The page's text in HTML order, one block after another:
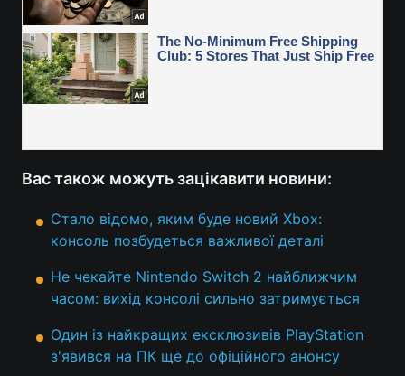
Вас також можуть зацікавити новини:
Стало відомо, яким буде новий Xbox:
консоль позбудеться важливої деталі
Не чекайте Nintendo Switch 2 найближчим
часом: вихід консолі сильно затримується
Один із найкращих ексклюзивів PlayStation
з'явився на ПК ще до офіційного анонсу